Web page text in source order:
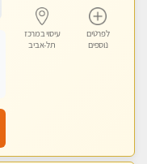
לפרטים
נוספים
עיסוי במרכז
תל-אביב